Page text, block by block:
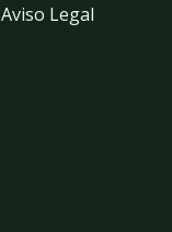
Aviso Legal